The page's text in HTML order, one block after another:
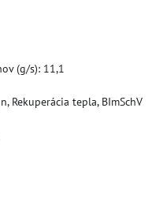
(g/s): 11,1
Rekuperácia tepla, BImSchV